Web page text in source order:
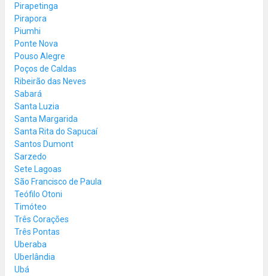
Pirapetinga
Pirapora
Piumhi
Ponte Nova
Pouso Alegre
Poços de Caldas
Ribeirão das Neves
Sabará
Santa Luzia
Santa Margarida
Santa Rita do Sapucaí
Santos Dumont
Sarzedo
Sete Lagoas
São Francisco de Paula
Teófilo Otoni
Timóteo
Três Corações
Três Pontas
Uberaba
Uberlândia
Ubá